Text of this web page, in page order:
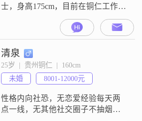
士，身高175cm，目前在铜仁工作
##3002##我的月收入在3001到5000
元之间，学历是大学本科##3002##
我性格随和，容易相处，待人真诚
可靠##3002##平时我喜欢玩电子游
戏，这也让我的生活更加有趣
##3002##在感情方面，我非常注重
双向奔赴，认为两个人在一起应该
是相互
清泉
25岁  |  贵州铜仁  |  160cm
未婚
8001-12000元
性格内向社恐，无恋爱经验每天两
点一线，无其他社交圈子不抽烟不